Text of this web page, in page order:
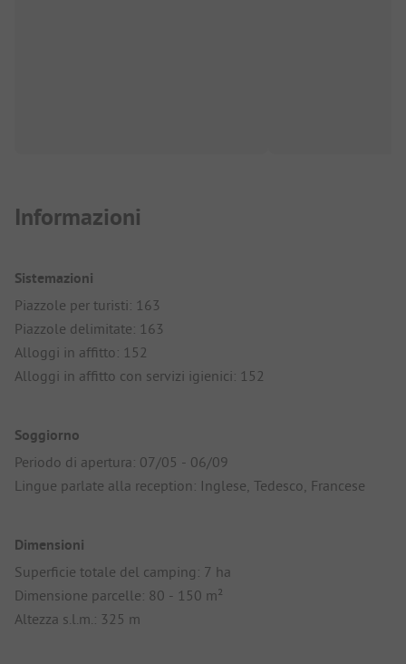
Informazioni
Sistemazioni
Piazzole per turisti: 163
Piazzole delimitate: 163
Alloggi in affitto: 152
Alloggi in affitto con servizi igienici: 152
Soggiorno
Periodo di apertura: 07/05 - 06/09
Lingue parlate alla reception: Inglese, Tedesco, Francese
Dimensioni
Superficie totale del camping: 7 ha
Dimensione parcelle: 80 - 150 m²
Altezza s.l.m.: 325 m